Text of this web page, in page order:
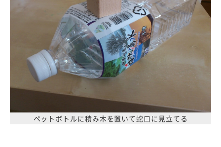
ペットボトルに積み木を置いて蛇口に見立てる